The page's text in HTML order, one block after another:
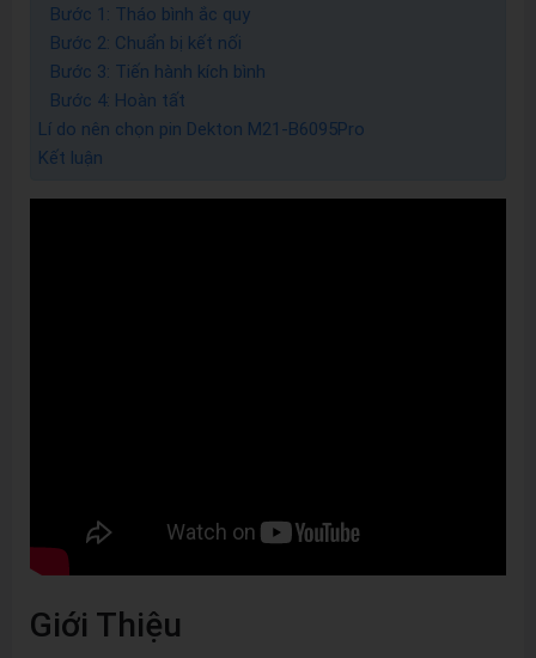
Bước 1: Tháo bình ắc quy
Bước 2: Chuẩn bị kết nối
Bước 3: Tiến hành kích bình
Bước 4: Hoàn tất
Lí do nên chọn pin Dekton M21-B6095Pro
Kết luận
Giới Thiệu